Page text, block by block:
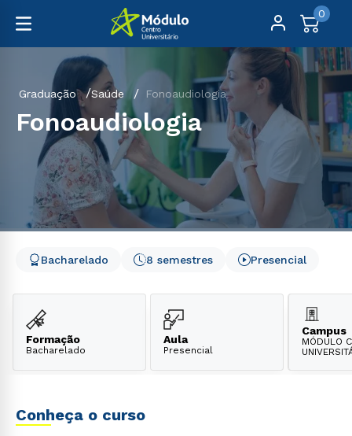
0
Graduação Saúde Fonoaudiologia
Fonoaudiologia
8 semestres
Bacharelado Presencial
Formação
Bacharelado
Aula
Presencial
Campus
MÓDULO
Conheça o curso